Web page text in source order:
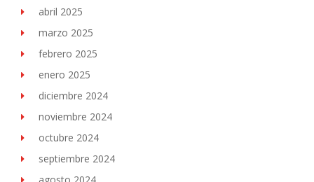
abril 2025
marzo 2025
febrero 2025
enero 2025
diciembre 2024
noviembre 2024
octubre 2024
septiembre 2024